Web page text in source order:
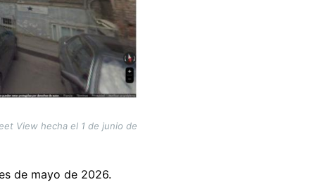
View hecha el 1 de junio de
de mayo de 2026.